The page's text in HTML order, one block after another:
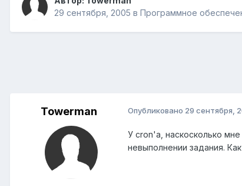
29 сентября, 2005 в Программное
Towerman Опубликовано 29 сентября,
У cron'a, наскосколько
невыполнении задания.